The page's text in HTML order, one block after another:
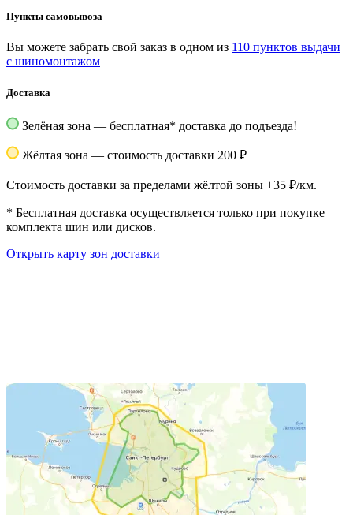
Пункты самовывоза
Вы можете забрать свой заказ в одном из 110 пунктов выдачи
с шиномонтажом
Доставка
Зелёная зона — бесплатная* доставка до подъезда!
Жёлтая зона — стоимость доставки 200 ₽
Стоимость доставки за пределами жёлтой зоны +35 ₽/км.
* Бесплатная доставка осуществляется только при покупке
комплекта шин или дисков.
Открыть карту зон доставки